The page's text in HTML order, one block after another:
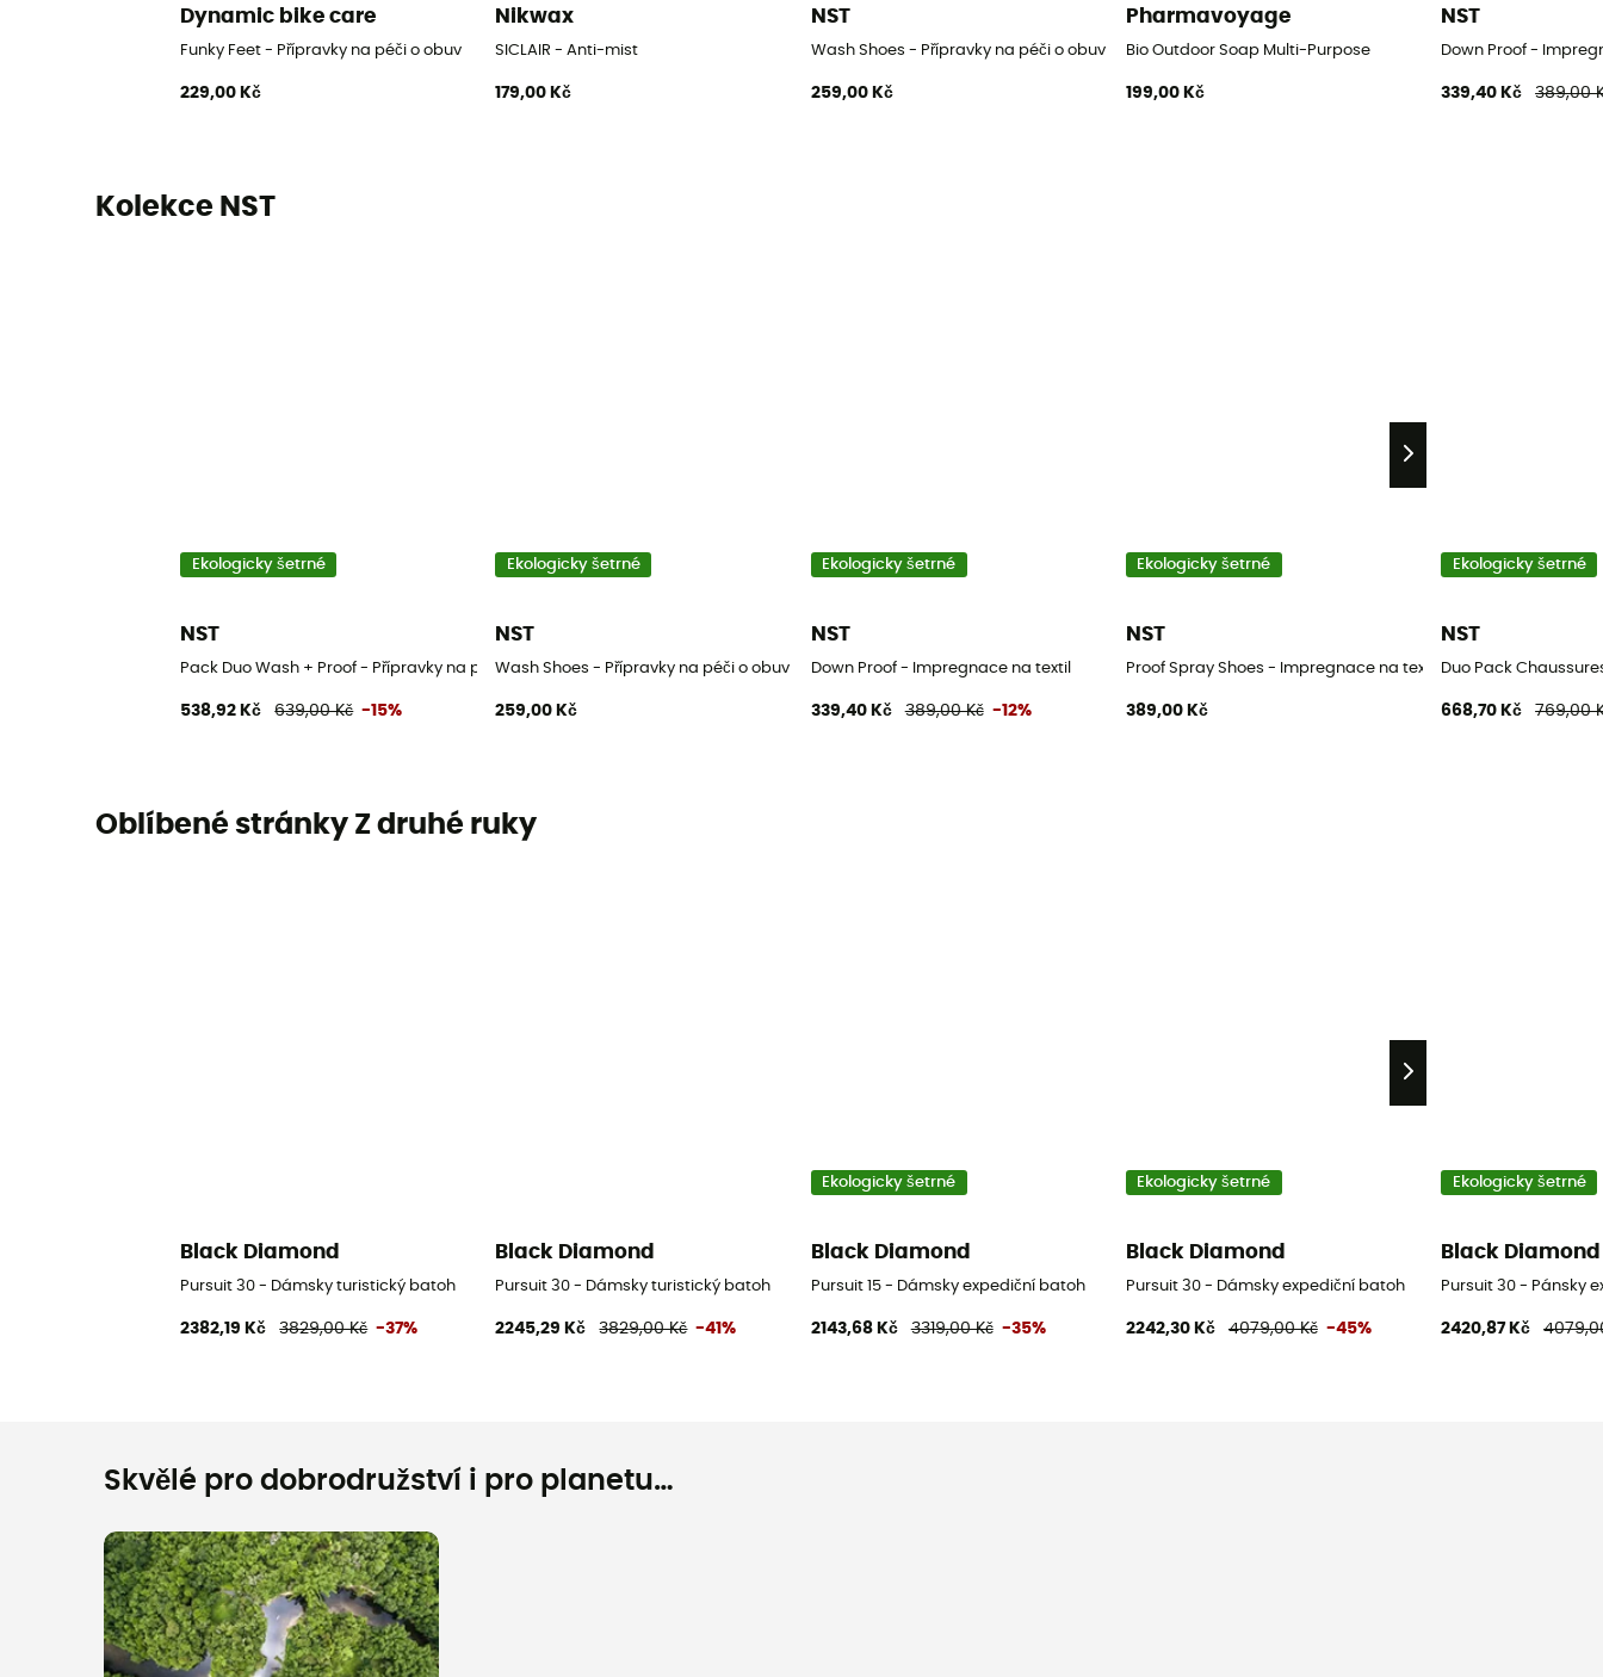
Dynamic bike care
Funky Feet - Přípravky na péči o obuv
229,00 Kč
Nikwax
SICLAIR - Anti-mist
179,00 Kč
NST
Wash Shoes - Přípravky na péči o obuv
259,00 Kč
Pharmavoyage
Bio Outdoor Soap Multi-Purpose
199,00 Kč
NST
Down Proof -
339,40 Kč 389,00
Kolekce NST
Ekologicky šetrné
NST
Pack Duo Wash + Proof - Přípravky na péči o obuv
538,92 Kč 639,00 Kč -15%
Ekologicky šetrné
NST
Wash Shoes - Přípravky na péči o obuv
259,00 Kč
Ekologicky šetrné
NST
Down Proof - Impregnace na textil
339,40 Kč 389,00 Kč -12%
Ekologicky šetrné
NST
Proof Spray Shoes - Impregnace na textil
389,00 Kč
Ekologicky šetrné
NST
Duo Pack
668,70 Kč 769,00
Oblíbené stránky Z druhé ruky
Black Diamond
Pursuit 30 - Dámsky turistický batoh
2382,19 Kč 3829,00 Kč -37%
Black Diamond
Pursuit 30 - Dámsky turistický batoh
2245,29 Kč 3829,00 Kč -41%
Ekologicky šetrné
Black Diamond
Pursuit 15 - Dámsky expediční batoh
2143,68 Kč 3319,00 Kč -35%
Ekologicky šetrné
Black Diamond
Pursuit 30 - Dámsky expediční batoh
2242,30 Kč 4079,00 Kč -45%
Ekologicky šetrné
Black Diamond
Pursuit 30 - Pánsky
2420,87 Kč
Skvělé pro dobrodružství i pro planetu…